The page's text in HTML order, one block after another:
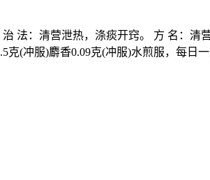
法：清营泄热，涤痰开窍。 方 名：
(冲服)麝香0.09克(冲服)水煎服，每日一